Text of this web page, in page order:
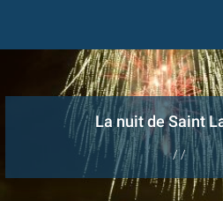
La nuit de Saint
/ /